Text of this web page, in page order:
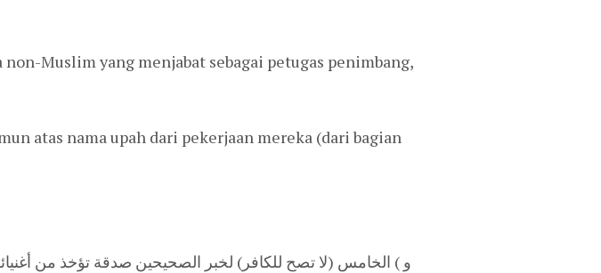
Muslim yang menjabat sebagai petugas penimbang,
atas nama upah dari pekerjaan mereka (dari bagian
و ) الخامس (لا تصح للكافر) لخبر الصحيحين صدقة تؤخذ من